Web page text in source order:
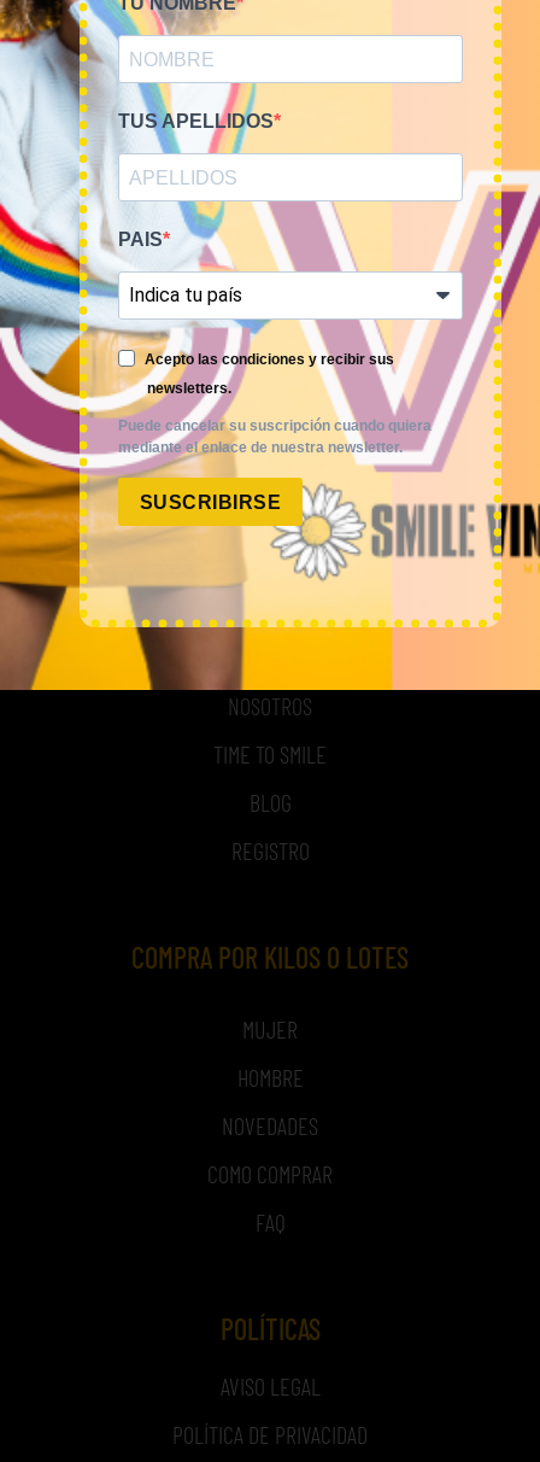
Smile Vintage es una empresa mayorista con una amplia
trayectoria internacional que cuenta con un equipo
experimentado y especializado en el sector de la moda.
MI CUENTA
NOSOTROS
TIME TO SMILE
BLOG
REGISTRO
COMPRA POR KILOS O LOTES
MUJER
HOMBRE
NOVEDADES
COMO COMPRAR
FAQ
POLÍTICAS
AVISO LEGAL
POLÍTICA DE PRIVACIDAD
TUS APELLIDOS
PAIS
Acepto las condiciones y recibir sus
newsletters.
Puede cancelar su suscripción cuando quiera
mediante el enlace de nuestra newsletter.
SUSCRIBIRSE